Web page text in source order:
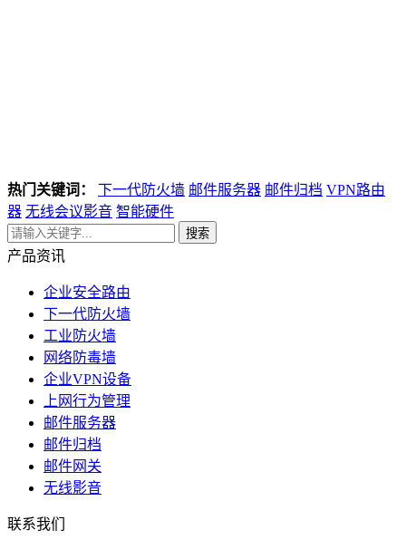
热门关键词： 下一代防火墙 邮件服务器 邮件归档 VPN路由
器 无线会议影音 智能硬件
搜索
产品资讯
企业安全路由
下一代防火墙
工业防火墙
网络防毒墙
企业VPN设备
上网行为管理
邮件服务器
邮件归档
邮件网关
无线影音
联系我们